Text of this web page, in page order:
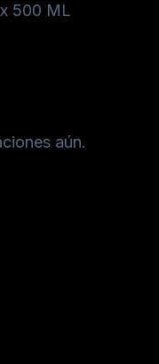
500 ML
aún.